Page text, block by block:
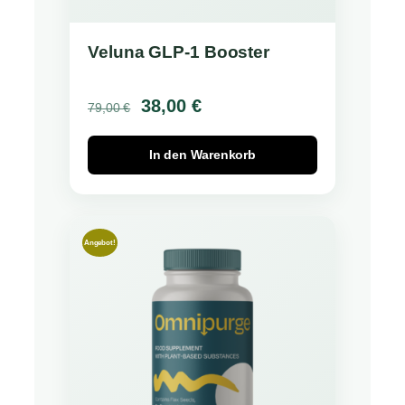
Veluna GLP-1 Booster
79,00€
Ursprünglicher
Preis
war:
38,00 €Aktueller
Preis
ist:
In den Warenkorb
Angebot!